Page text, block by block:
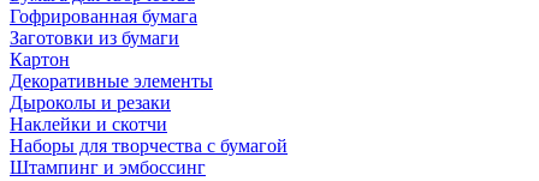
Гофрированная бумага
Заготовки из бумаги
Картон
Декоративные элементы
Дыроколы и резаки
Наклейки и скотчи
Наборы для творчества с бумагой
Штампинг и эмбоссинг